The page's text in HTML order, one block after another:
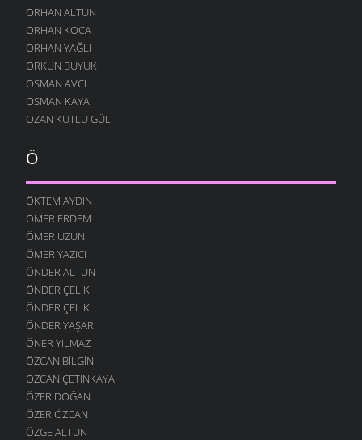
ORHAN ALTUN
ORHAN KOCA
ORHAN YAĞLI
ORKUN BÜYÜK
OSMAN AVCI
OSMAN KAYA
OZAN KUTLU GÜL
Ö
ÖKTEM AYDIN
ÖMER ERDEM
ÖMER UZUN
ÖMER YAZICI
ÖNDER ALTUN
ÖNDER ÇELIK
ÖNDER ÇELIK
ÖNDER YAŞAR
ÖNER YILMAZ
ÖZCAN BILGIN
ÖZCAN ÇETINKAYA
ÖZER DOĞAN
ÖZER ÖZCAN
ÖZGE ALTUN